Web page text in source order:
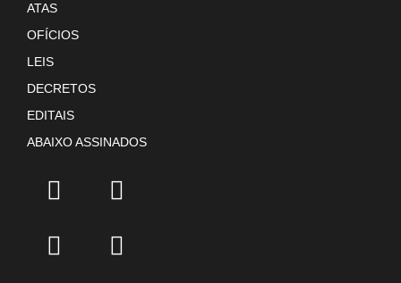
ATAS
OFÍCIOS
LEIS
DECRETOS
EDITAIS
ABAIXO ASSINADOS